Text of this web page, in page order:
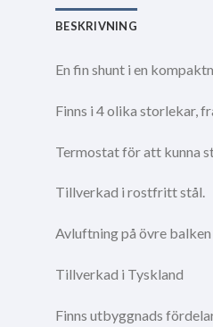
BESKRIVNING
En fin shunt i en
Finns i 4 olika storlekar,
Termostat för att kunna
Tillverkad i rostfritt stål.
Avluftning på övre balken
Tillverkad i Tyskland
Finns utbyggnads